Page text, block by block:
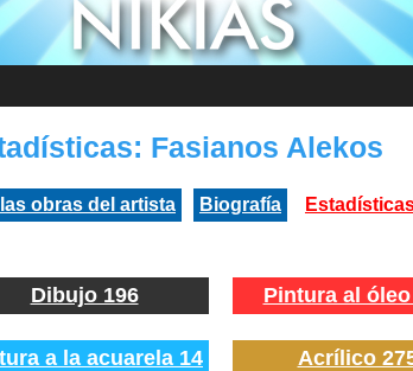
Fasianos Alekos
obras del artista Biografía
Dibujo 196 Pintura al óleo
a la acuarela 14 Acrílico